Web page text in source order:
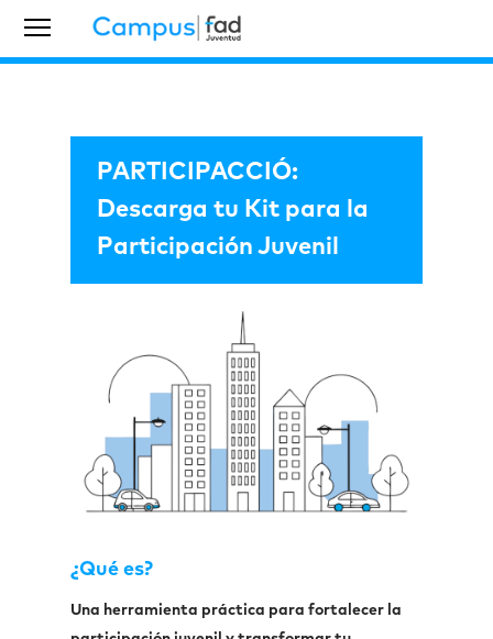
PARTICIPACCIÓ:
Descarga tu Kit para la
Participación Juvenil
¿Qué es?
Una herramienta práctica para fortalecer la